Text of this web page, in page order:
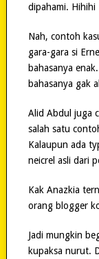
dipahami. Hihihi
Nah, contoh
gara-gara si
bahasanya
bahasanya gak
Alid Abdul juga
salah satu
Kalaupun ada
neicrel asli dari
Kak Anazkia
orang blogger
Jadi mungkin
kupaksa nurut.